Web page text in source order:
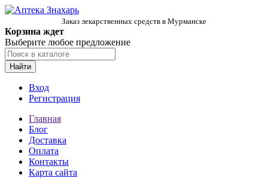
Заказ лекарственных средств в Мурманске
Корзина ждет
Выберите любое предложение
Найти
Вход
Регистрация
Главная
Блог
Доставка
Оплата
Контакты
Карта сайта